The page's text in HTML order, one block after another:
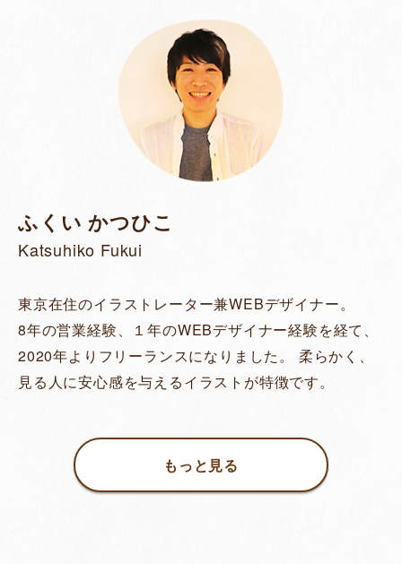
ふくい かつひこ
Katsuhiko Fukui
東京在住のイラストレーター兼WEBデザイナー。
8年の営業経験、１年のWEBデザイナー経験を経て、
2020年よりフリーランスになりました。 柔らかく、
見る人に安心感を与えるイラストが特徴です。
もっと見る